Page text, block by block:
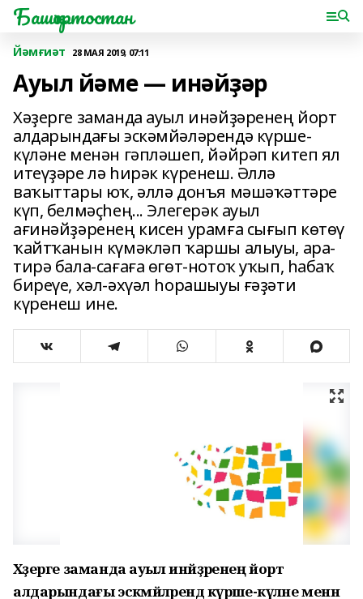
Башҡортостан
Йәмғиәт 28 МАЯ 2019, 07:11
Ауыл йәме — инәйҙәр
Хәҙерге заманда ауыл инәйҙәренең йорт
алдарындағы эскәмйәләрендә күрше-
күләне менән гәпләшеп, йәйрәп китеп ял
итеүҙәре лә һирәк күренеш. Әллә
ваҡыттары юҡ, әллә донъя мәшәҡәттәре
күп, белмәҫһең... Элегерәк ауыл
ағинәйҙәренең кисен урамға сығып көтөү
ҡайтҡанын күмәкләп ҡаршы алыуы, ара-
тирә бала-сағаға өгөт-нотоҡ уҡып, һабаҡ
биреүе, хәл-әхүәл һорашыуы ғәҙәти
күренеш ине.
Хәҙерге заманда ауыл инәйҙәренең йорт
алдарындағы эскәмйәләрендә күрше-күләне менән